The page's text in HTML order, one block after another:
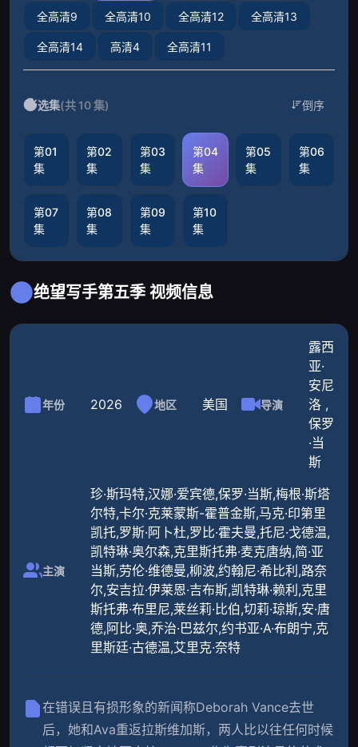
全高清9 全高清10 全高清12 全高清13
全高清14 高清4 全高清11
选集(共 10 集) 倒序
第01
集
第02
集
第03
集
第04
集
第05
集
第06
集
第07
集
第08
集
第09
集
第10
集
绝望写手第五季 视频信息
年份 2026 地区 美国 导演
露西
亚·
安尼
洛 ,
保罗
·当
斯
主演
珍·斯玛特,汉娜·爱宾德,保罗·当斯,梅根·斯塔
尔特,卡尔·克莱蒙斯-霍普金斯,马克·印第里
凯托,罗斯·阿卜杜,罗比·霍夫曼,托尼·戈德温,
凯特琳·奥尔森,克里斯托弗·麦克唐纳,简·亚
当斯,劳伦·维德曼,柳波,约翰尼·希比利,路奈
尔,安吉拉·伊莱恩·吉布斯,凯特琳·赖利,克里
斯托弗·布里尼,莱丝莉·比伯,切莉·琼斯,安·唐
德,阿比·奥,乔治·巴兹尔,约书亚·A·布朗宁,克
里斯廷·古德温,艾里克·奈特
在错误且有损形象的新闻称Deborah Vance去世
后，她和Ava重返拉斯维加斯，两人比以往任何时候